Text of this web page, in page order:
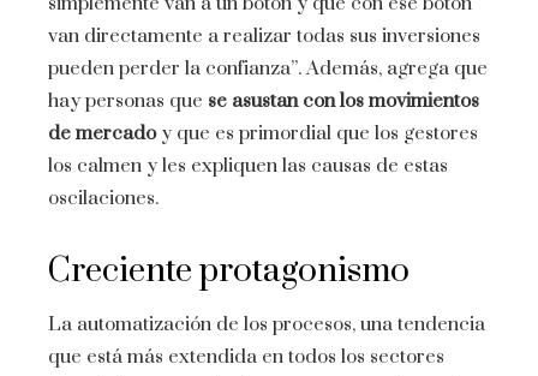
van directamente a realizar todas sus inversiones
pueden perder la confianza”. Además, agrega que
hay personas que se asustan con los movimientos
de mercadoy que es primordial que los gestores
los calmen y les expliquen las causas de estas
oscilaciones.
Creciente protagonismo
La automatización de los procesos, una tendencia
que está más extendida en todos los sectores